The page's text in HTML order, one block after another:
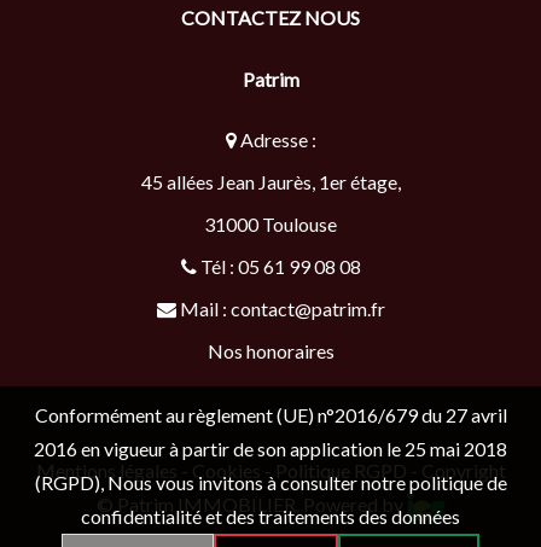
Conformément au règlement (UE) n°2016/679 du 27 avril
2016 en vigueur à partir de son application le 25 mai 2018
(RGPD), Nous vous invitons à consulter notre politique de
confidentialité et des traitements des données
CONTACTEZ NOUS
Patrim
Adresse :
45 allées Jean Jaurès, 1er étage,
31000 Toulouse
Tél : 05 61 99 08 08
Mail : contact@patrim.fr
Nos honoraires
Mentions légales Cookies Politique RGPD - Copyright
© Patrim IMMOBILIER. Powered by